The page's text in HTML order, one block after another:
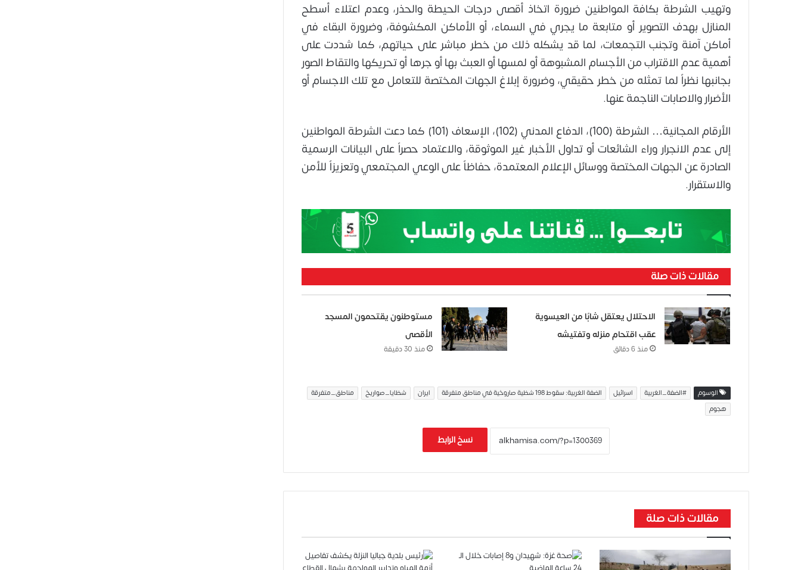
وتهيب الشرطة بكافة المواطنين ضرورة اتخاذ أقصى درجات الحيطة والحذر، وعدم اعتلاء أسطح
المنازل بهدف التصوير أو متابعة ما يجري في السماء، أو الأماكن المكشوفة، وضرورة البقاء في
أماكن آمنة وتجنب التجمعات، لما قد يشكله ذلك من خطر مباشر على حياتهم، كما شددت على
أهمية عدم الاقتراب من الأجسام المشبوهة أو لمسها أو العبث بها أو جرها أو تحريكها والتقاط الصور
بجانبها نظراً لما تمثله من خطر حقيقي، وضرورة إبلاغ الجهات المختصة للتعامل مع تلك الاجسام أو
الأضرار والاصابات الناجمة عنها.
الأرقام المجانية… الشرطة (100)، الدفاع المدني (102)، الإسعاف (101) كما دعت الشرطة المواطنين
إلى عدم الانجرار وراء الشائعات أو تداول الأخبار غير الموثوقة، والاعتماد حصراً على البيانات الرسمية
الصادرة عن الجهات المختصة ووسائل الإعلام المعتمدة، حفاظاً على الوعي المجتمعي وتعزيزاً للأمن
والاستقرار.
مقالات ذات صلة
الاحتلال يعتقل شابًا من العيسوية
عقب اقتحام منزله وتفتيشه
منذ 6 دقائق
مستوطنون يقتحمون المسجد
الأقصى
منذ 30 دقيقة
الوسوم #الضفة_الغربية اسرائيل الضفة الغربية: سقوط 198 شظية صاروخية في مناطق متفرقة ايران شظايا_صواريخ
مناطق_متفرقة
هجوم
نسخ الرابط
مقالات ذات صلة